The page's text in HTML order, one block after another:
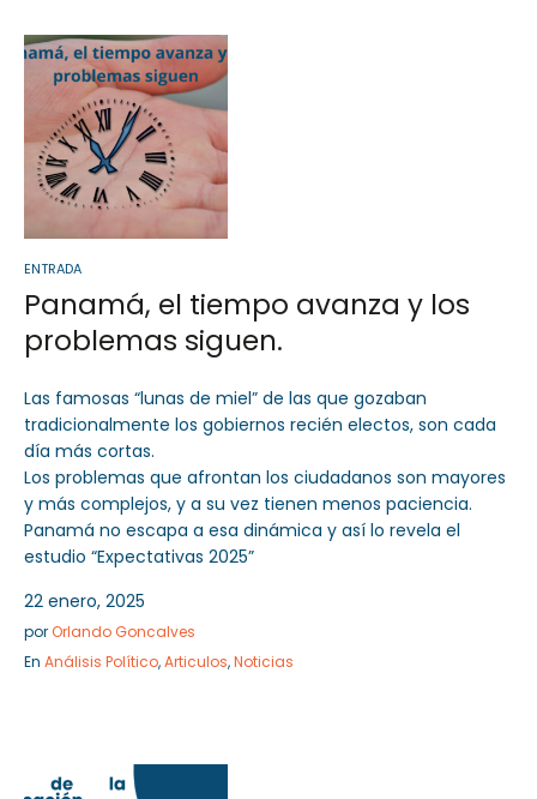
ENTRADA
Panamá, el tiempo avanza y los
problemas siguen.
Las famosas “lunas de miel” de las que gozaban
tradicionalmente los gobiernos recién electos, son cada
día más cortas.
Los problemas que afrontan los ciudadanos son mayores
y más complejos, y a su vez tienen menos paciencia.
Panamá no escapa a esa dinámica y así lo revela el
estudio “Expectativas 2025”
22 enero, 2025
por Orlando Goncalves
En Análisis Político,Articulos,Noticias